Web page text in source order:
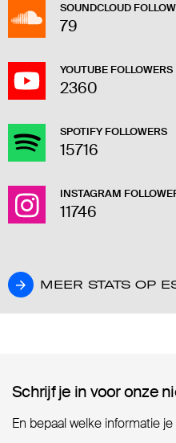
SOUNDCLOUD
79
YOUTUBE FOLLOWERS
2360
SPOTIFY FOLLOWERS
15716
INSTAGRAM
11746
MEER STATS OP
MEER STATS OP
Schrijf je in voor onze
Schrijf je in voor onze
En bepaal welke informatie